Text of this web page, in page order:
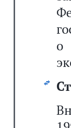
о